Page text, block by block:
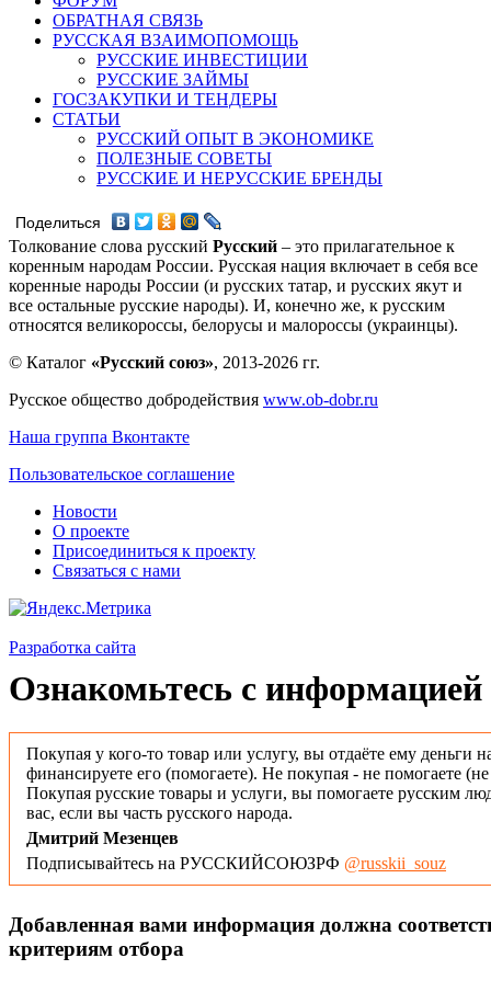
ОБРАТНАЯ СВЯЗЬ
РУССКАЯ ВЗАИМОПОМОЩЬ
РУССКИЕ ИНВЕСТИЦИИ
РУССКИЕ ЗАЙМЫ
ГОСЗАКУПКИ И ТЕНДЕРЫ
СТАТЬИ
РУССКИЙ ОПЫТ В ЭКОНОМИКЕ
ПОЛЕЗНЫЕ СОВЕТЫ
РУССКИЕ И НЕРУССКИЕ БРЕНДЫ
Поделиться
Толкование слова русский Русский – это прилагательное к
коренным народам России. Русская нация включает в себя все
коренные народы России (и русских татар, и русских якут и
все остальные русские народы). И, конечно же, к русским
относятся великороссы, белорусы и малороссы (украинцы).
© Каталог «Русский союз», 2013-2026 гг.
Русское общество добродействия www.ob-dobr.ru
Наша группа Вконтакте
Пользовательское соглашение
Новости
О проекте
Присоединиться к проекту
Связаться с нами
Разработка сайта
Ознакомьтесь с информацией
Покупая у кого-то товар или услугу, вы отдаёте ему деньги
финансируете его (помогаете). Не покупая - не помогаете
Покупая русские товары и услуги, вы помогаете русским
вас, если вы часть русского народа.
Дмитрий Мезенцев
Подписывайтесь на РУССКИЙСОЮЗРФ @russkii_souz
Добавленная вами информация должна
критериям отбора